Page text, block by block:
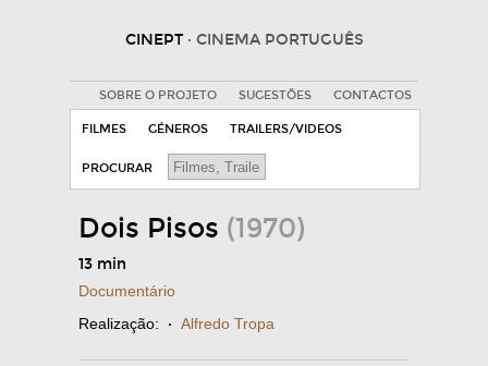
CINEPT · CINEMA PORTUGUÊS
SOBRE O PROJETO SUGESTÕES CONTACTOS
FILMES GÉNEROS TRAILERS/VIDEOS
PROCURAR
Dois Pisos (1970)
13 min
Documentário
Realização: · Alfredo Tropa